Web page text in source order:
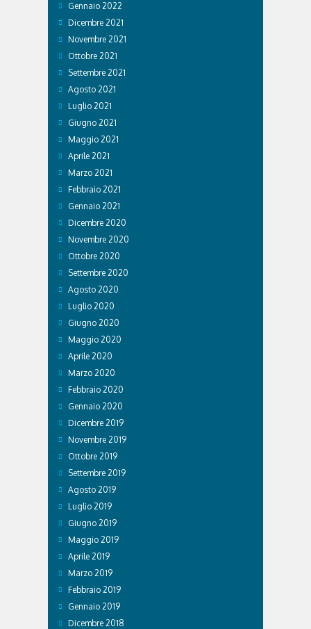
Gennaio 2022
Dicembre 2021
Novembre 2021
Ottobre 2021
Settembre 2021
Agosto 2021
Luglio 2021
Giugno 2021
Maggio 2021
Aprile 2021
Marzo 2021
Febbraio 2021
Gennaio 2021
Dicembre 2020
Novembre 2020
Ottobre 2020
Settembre 2020
Agosto 2020
Luglio 2020
Giugno 2020
Maggio 2020
Aprile 2020
Marzo 2020
Febbraio 2020
Gennaio 2020
Dicembre 2019
Novembre 2019
Ottobre 2019
Settembre 2019
Agosto 2019
Luglio 2019
Giugno 2019
Maggio 2019
Aprile 2019
Marzo 2019
Febbraio 2019
Gennaio 2019
Dicembre 2018